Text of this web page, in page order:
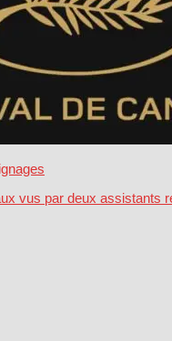
vus par deux assistants